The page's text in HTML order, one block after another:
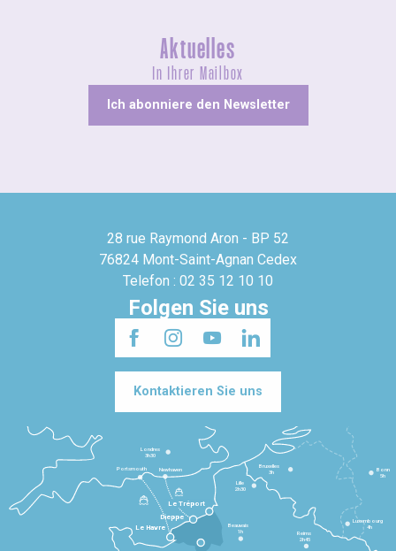
Aktuelles
In Ihrer Mailbox
Ich abonniere den Newsletter
28 rue Raymond Aron - BP 52
76824 Mont-Saint-Agnan Cedex
Telefon : 02 35 12 10 10
Folgen Sie uns
Kontaktieren Sie uns
Le Havre
Dieppe
Le Tréport
Beauvais
1h
Reims
2h45
Lille
2h30
Bruxelles
3h
Londres
3h30
Newhaven
Portsmouth
Bonn
5h
Luxembourg
4h